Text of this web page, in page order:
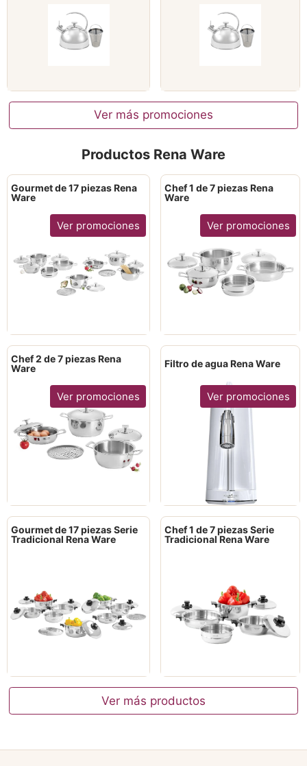
Ver más promociones
Productos Rena Ware
Gourmet de 17 piezas Rena
Ware
Ver promociones
Chef 1 de 7 piezas Rena
Ware
Ver promociones
Chef 2 de 7 piezas Rena
Ware
Ver promociones
Filtro de agua Rena Ware
Ver promociones
Gourmet de 17 piezas Serie
Tradicional Rena Ware
Chef 1 de 7 piezas Serie
Tradicional Rena Ware
Ver más productos